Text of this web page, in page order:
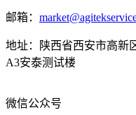
邮箱：
地址：陕西省西安市高新
A3安泰测试楼
微信公众号